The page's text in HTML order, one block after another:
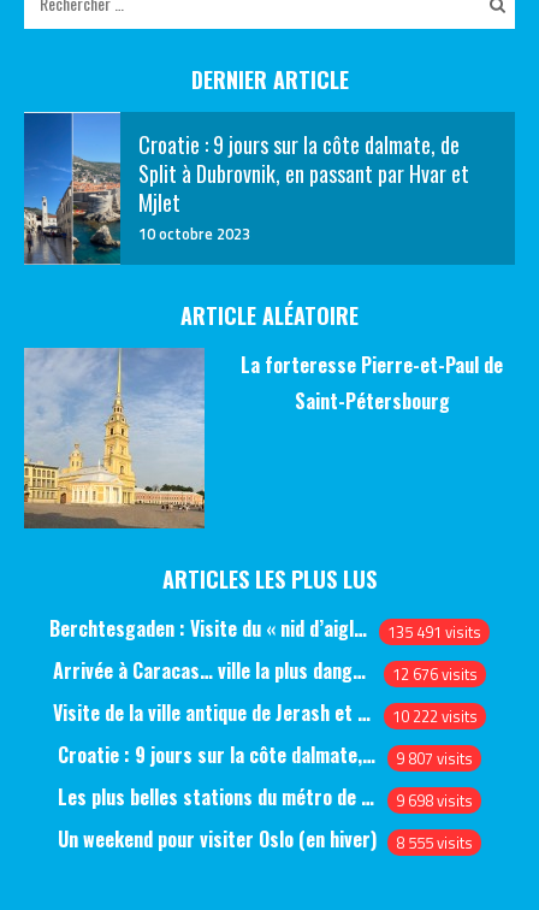
DERNIER ARTICLE
Croatie : 9 jours sur la côte dalmate, de
Split à Dubrovnik, en passant par Hvar et
Mjlet
10 octobre 2023
ARTICLE ALÉATOIRE
La forteresse Pierre-et-Paul de
Saint-Pétersbourg
ARTICLES LES PLUS LUS
Berchtesgaden : Visite du « nid d’aigle » et des bunkers d’Hitler 135 491 visits
Arrivée à Caracas… ville la plus dangereuse du monde (jour 1) 12 676 visits
Visite de la ville antique de Jerash et du château d’Ajlun (jour 1) 10 222 visits
Croatie : 9 jours sur la côte dalmate, de Split à Dubrovnik, en passant par Hvar et Mjlet 9 807 visits
Les plus belles stations du métro de Saint-Pétersbourg 9 698 visits
Un weekend pour visiter Oslo (en hiver) 8 555 visits